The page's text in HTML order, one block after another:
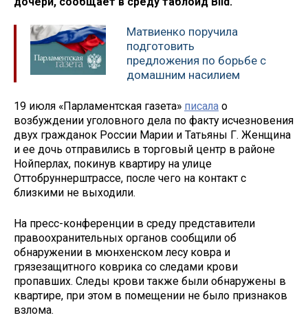
Матвиенко поручила
подготовить
предложения по борьбе с
домашним насилием
19 июля «Парламентская газета» писала о
возбуждении уголовного дела по факту исчезновения
двух гражданок России Марии и Татьяны Г. Женщина
и ее дочь отправились в торговый центр в районе
Нойперлах, покинув квартиру на улице
Оттобруннерштрассе, после чего на контакт с
близкими не выходили.
На пресс-конференции в среду представители
правоохранительных органов сообщили об
обнаружении в мюнхенском лесу ковра и
грязезащитного коврика со следами крови
пропавших. Следы крови также были обнаружены в
квартире, при этом в помещении не было признаков
взлома.